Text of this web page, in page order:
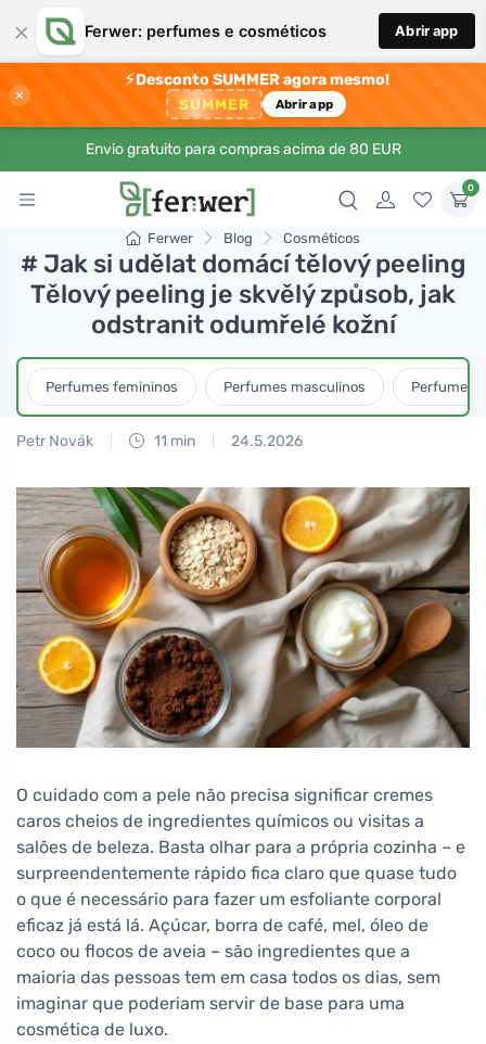
× Ferwer: perfumes e cosméticos Abrir app
×
⚡Desconto SUMMER agora mesmo!
SUMMER Abrir app
Envio gratuito para compras acima de 80 EUR
0
Ferwer Blog Cosméticos
# Jak si udělat domácí tělový peeling
Tělový peeling je skvělý způsob, jak
odstranit odumřelé kožní
Perfumes femininos Perfumes masculinos Perfumes
Petr Novák 11 min 24.5.2026
O cuidado com a pele não precisa significar cremes
caros cheios de ingredientes químicos ou visitas a
salões de beleza. Basta olhar para a própria cozinha – e
surpreendentemente rápido fica claro que quase tudo
o que é necessário para fazer um esfoliante corporal
eficaz já está lá. Açúcar, borra de café, mel, óleo de
coco ou flocos de aveia – são ingredientes que a
maioria das pessoas tem em casa todos os dias, sem
imaginar que poderiam servir de base para uma
cosmética de luxo.